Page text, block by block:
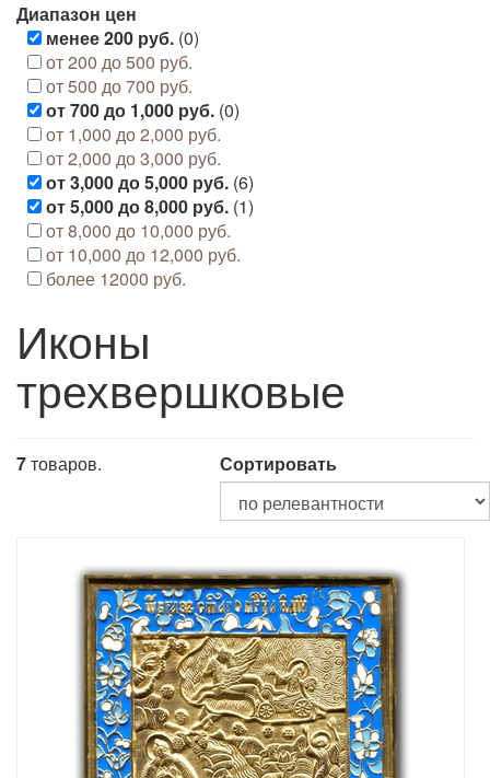
Диапазон цен
менее 200 руб. (0)
от 200 до 500 руб.
от 500 до 700 руб.
от 700 до 1,000 руб. (0)
от 1,000 до 2,000 руб.
от 2,000 до 3,000 руб.
от 3,000 до 5,000 руб. (6)
от 5,000 до 8,000 руб. (1)
от 8,000 до 10,000 руб.
от 10,000 до 12,000 руб.
более 12000 руб.
Иконы
трехвершковые
7товаров. Сортировать